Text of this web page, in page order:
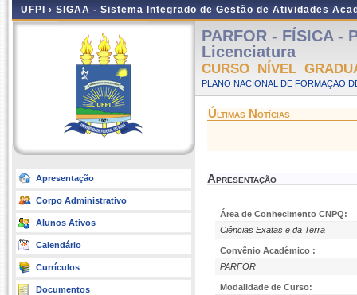
UFPI › SIGAA - Sistema Integrado de Gestão de Atividades
Apresentação
Corpo Administrativo
Alunos Ativos
Calendário
Currículos
Documentos
PARFOR - FÍSICA -
Licenciatura
CURSO NÍVEL
PLANO NACIONAL DE FORMAÇAO
Últimas Notícias
Apresentação
Área de Conhecimento CNPQ:
Ciências Exatas e da Terra
Convênio Acadêmico :
PARFOR
Modalidade de Curso: